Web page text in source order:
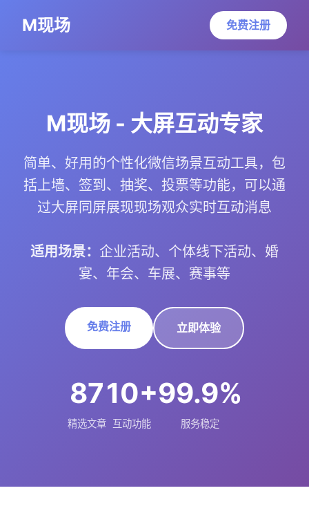
M现场 免费注册
M现场 - 大屏互动专家
简单、好用的个性化微信场景互动工具，包
括上墙、签到、抽奖、投票等功能，可以通
过大屏同屏展现现场观众实时互动消息
适用场景： 企业活动、个体线下活动、婚
宴、年会、车展、赛事等
免费注册 立即体验
87
精选文章
10+
互动功能
99.9%
服务稳定